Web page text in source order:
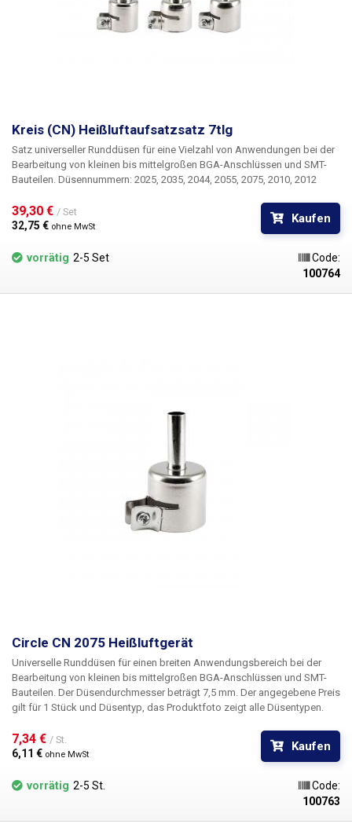
Kreis (CN) Heißluftaufsatzsatz 7tlg
Satz universeller Runddüsen für eine Vielzahl von Anwendungen bei der
Bearbeitung von kleinen bis mittelgroßen BGA-Anschlüssen und SMT-
Bauteilen. Düsennummern: 2025, 2035, 2044, 2055, 2075, 2010, 2012
39,30 € / Set
32,75 € ohne MwSt
Kaufen
vorrätig 2-5 Set
Code:
100764
Circle CN 2075 Heißluftgerät
Universelle Runddüsen für einen breiten Anwendungsbereich bei der
Bearbeitung von kleinen bis mittelgroßen BGA-Anschlüssen und SMT-
Bauteilen. Der Düsendurchmesser beträgt 7,5 mm. Der angegebene Preis
gilt für 1 Stück und Düsentyp, das Produktfoto zeigt alle Düsentypen.
7,34 € / St.
6,11 € ohne MwSt
Kaufen
vorrätig 2-5 St.
Code:
100763